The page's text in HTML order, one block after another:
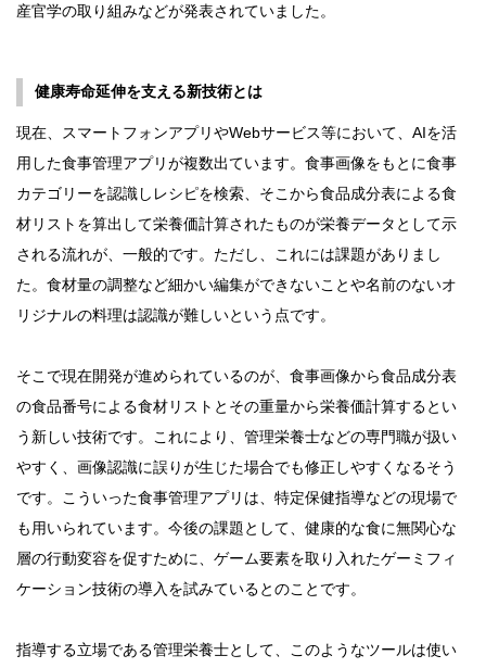
産官学の取り組みなどが発表されていました。
健康寿命延伸を支える新技術とは
現在、スマートフォンアプリやWebサービス等において、AIを活
用した食事管理アプリが複数出ています。食事画像をもとに食事
カテゴリーを認識しレシピを検索、そこから食品成分表による食
材リストを算出して栄養価計算されたものが栄養データとして示
される流れが、一般的です。ただし、これには課題がありまし
た。食材量の調整など細かい編集ができないことや名前のないオ
リジナルの料理は認識が難しいという点です。
そこで現在開発が進められているのが、食事画像から食品成分表
の食品番号による食材リストとその重量から栄養価計算するとい
う新しい技術です。これにより、管理栄養士などの専門職が扱い
やすく、画像認識に誤りが生じた場合でも修正しやすくなるそう
です。こういった食事管理アプリは、特定保健指導などの現場で
も用いられています。今後の課題として、健康的な食に無関心な
層の行動変容を促すために、ゲーム要素を取り入れたゲーミフィ
ケーション技術の導入を試みているとのことです。
指導する立場である管理栄養士として、このようなツールは使い